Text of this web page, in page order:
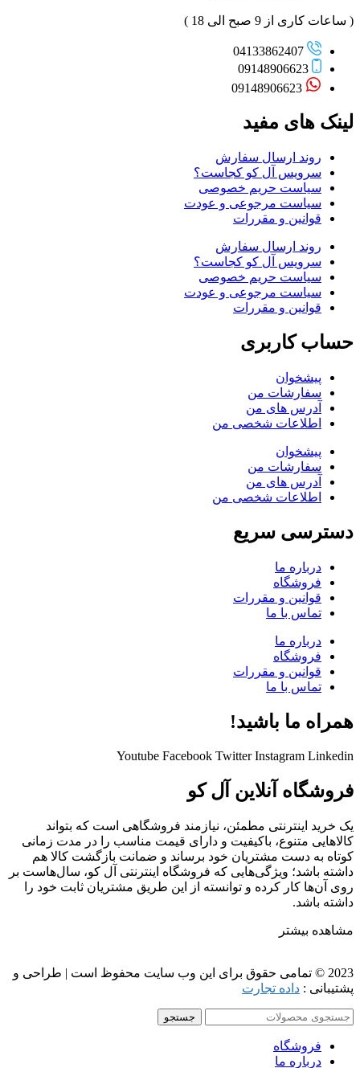
( ساعات کاری از 9 صبح الی 18 )
04133862407
09148906623
09148906623
لینک های مفید
روند ارسال سفارش
سرویس آل کو کجاست؟
سیاست حریم خصوصی
سیاست مرجوعی و عودت
قوانین و مقررات
روند ارسال سفارش
سرویس آل کو کجاست؟
سیاست حریم خصوصی
سیاست مرجوعی و عودت
قوانین و مقررات
حساب کاربری
پیشخوان
سفارشات من
آدرس های من
اطلاعات شخصی من
پیشخوان
سفارشات من
آدرس های من
اطلاعات شخصی من
دسترسی سریع
درباره ما
فروشگاه
قوانین و مقررات
تماس با ما
درباره ما
فروشگاه
قوانین و مقررات
تماس با ما
همراه ما باشید!
Youtube Facebook Twitter Instagram Linkedin
فروشگاه آنلاین آل کو
یک خرید اینترنتی مطمئن، نیازمند فروشگاهی است که بتواند
کالاهایی متنوع، باکیفیت و دارای قیمت مناسب را در مدت زمانی
کوتاه به دست مشتریان خود برساند و ضمانت بازگشت کالا هم
داشته باشد؛ ویژگی‌هایی که فروشگاه اینترنتی آل کو، سال‌هاست بر
روی آن‌ها کار کرده و توانسته از این طریق مشتریان ثابت خود را
داشته باشد.
مشاهده بیشتر
2023 © تمامی حقوق برای این وب سایت محفوظ است | طراحی و
پشتیبانی : داده تجارت
جستجو
فروشگاه
درباره ما